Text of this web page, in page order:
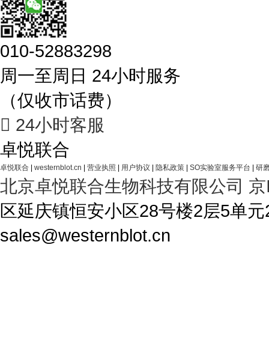
010-52883298
周一至周日 24小时服务
（仅收市话费）
 24小时客服
卓悦联合
卓悦联合 | westernblot.cn | 营业执照 | 用户协议 | 隐私政策 | SO实验室服务平台 | 研
北京卓悦联合生物科技有限公司
区延庆镇恒安小区28号楼2层5单
sales@westernblot.cn